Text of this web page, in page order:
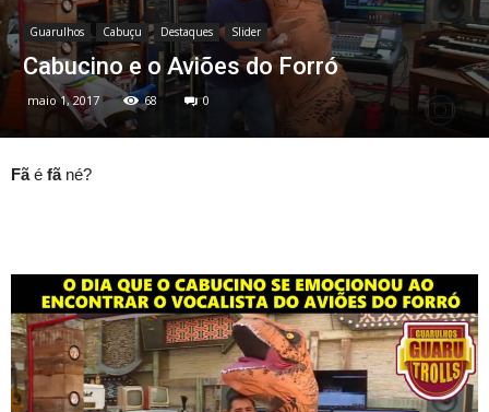
Guarulhos Cabuçu Destaques Slider
Cabucino e o Aviões do Forró
maio 1, 2017 68 0
Fãé fãné?